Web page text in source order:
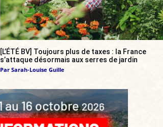
[L’ÉTÉ BV] Toujours plus de taxes : la France
s’attaque désormais aux serres de jardin
Par Sarah-Louise Guille